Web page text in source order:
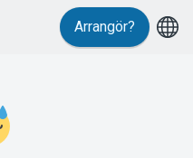
Arrangör?